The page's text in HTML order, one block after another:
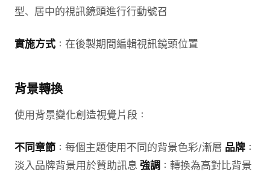
型、居中的視訊鏡頭進行行動號召
實施方式 ：在後製期間編輯視訊鏡頭位置
背景轉換
使用背景變化創造視覺片段：
不同章節 ：每個主題使用不同的背景色彩/漸層 品牌 ：
淡入品牌背景用於贊助訊息 強調 ：轉換為高對比背景